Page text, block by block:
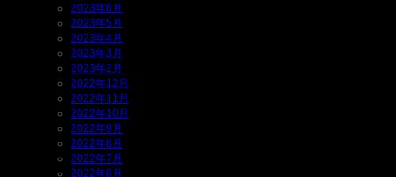
2023年6月
2023年5月
2023年4月
2023年3月
2023年2月
2022年12月
2022年11月
2022年10月
2022年9月
2022年8月
2022年7月
2022年6月